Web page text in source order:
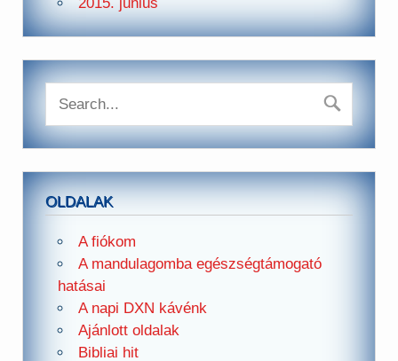
OLDALAK
A fiókom
A mandulagomba egészségtámogató
hatásai
A napi DXN kávénk
Ajánlott oldalak
Bibliai hit